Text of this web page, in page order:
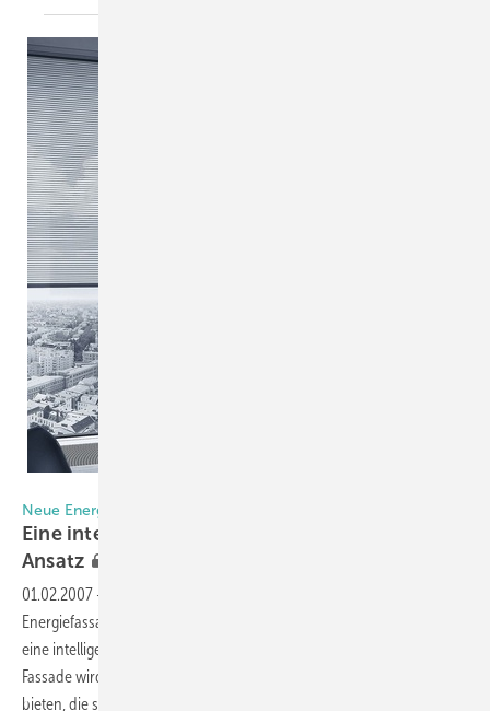
Neue Energiefassade erfüllt viele Funktionen
Eine intelligente Fassade mit ganzheitlichem
Ansatz
01.02.2007 -
Energiefassade "E²" hat Schüco einen wichtigen Schritt in Richtung auf
eine intelligente, ganzheitliche Fassade gemacht. Als hoch integrierte
Fassade wird die "E²"-Fassade intelligente Schnittstellenlösungen
bieten, die so unterschiedliche Themen wie Anlagentechnik (Lüftung /